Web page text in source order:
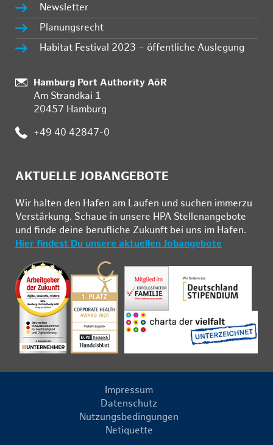
Newsletter
Planungsrecht
Habitat Festival 2023 – öffentliche Auslegung
Standort:
Hamburg Port Authority AöR
Am Strandkai 1
20457 Hamburg
Telefon:
+49 40 42847-0
AKTUELLE JOBANGEBOTE
Wir hal­ten den Ha­fen am Lau­fen und su­chen im­mer­zu
Ver­stär­kung. Schau­e in un­se­re HPA Stel­len­an­ge­bo­te
und fin­de deine be­ruf­li­che Zu­kunft bei uns im Ha­fen.
Hier findest Du unsere aktuellen Jobangebote
Impressum
Datenschutz
Nutzungsbedingungen
Netiquette